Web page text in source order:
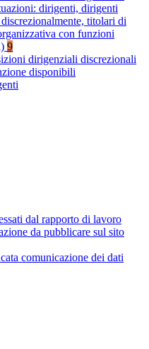
dirigenti, dirigenti
titolari di
con funzioni
9
dirigenziali discrezionali
disponibili
dal rapporto di lavoro
da pubblicare sul sito
comunicazione dei dati